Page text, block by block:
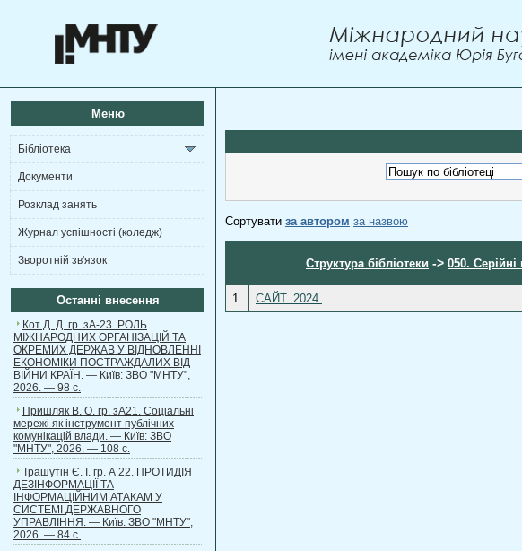
Меню
Бібліотека
Документи
Розклад занять
Журнал успішності (коледж)
Зворотній зв'язок
Останні внесення
Кот Д. Д. гр. зА-23. РОЛЬ
МІЖНАРОДНИХ ОРГАНІЗАЦІЙ ТА
ОКРЕМИХ ДЕРЖАВ У ВІДНОВЛЕННІ
ЕКОНОМІКИ ПОСТРАЖДАЛИХ ВІД
ВІЙНИ КРАЇН. — Київ: ЗВО "МНТУ",
2026. — 98 с.
Пришляк В. О. гр. зА21. Соціальні
мережі як інструмент публічних
комунікацій влади. — Київ: ЗВО
"МНТУ", 2026. — 108 с.
Трашутін Є. І. гр. А 22. ПРОТИДІЯ
ДЕЗІНФОРМАЦІЇ ТА
ІНФОРМАЦІЙНИМ АТАКАМ У
СИСТЕМІ ДЕРЖАВНОГО
УПРАВЛІННЯ. — Київ: ЗВО "МНТУ",
2026. — 84 с.
Сортувати за автором за назвою
Структура бібліотеки -> 050.
1. САЙТ. 2024.